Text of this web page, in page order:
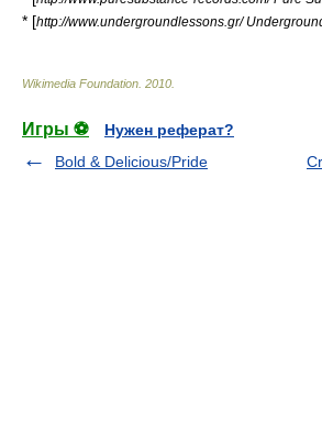
* [http://www.undergroundlessons.gr/
Wikimedia Foundation 2010
Игры ⚽
Нужен реферат?
Bold & Delicious/Pride